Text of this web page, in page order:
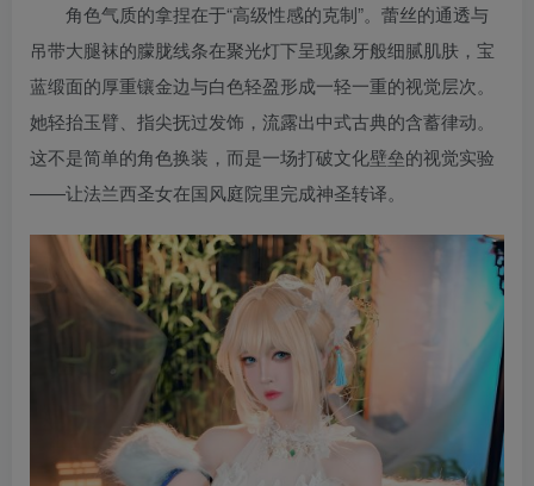
角色气质的拿捏在于“高级性感的克制”。蕾丝的通透与
吊带大腿袜的朦胧线条在聚光灯下呈现象牙般细腻肌肤，宝
蓝缎面的厚重镶金边与白色轻盈形成一轻一重的视觉层次。
她轻抬玉臂、指尖抚过发饰，流露出中式古典的含蓄律动。
这不是简单的角色换装，而是一场打破文化壁垒的视觉实验
——让法兰西圣女在国风庭院里完成神圣转译。